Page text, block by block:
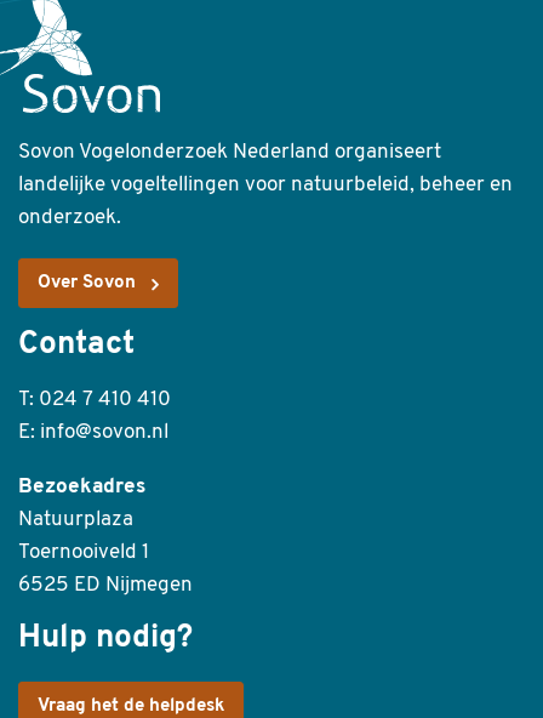
Sovon Vogelonderzoek Nederland organiseert
landelijke vogeltellingen voor natuurbeleid, beheer en
onderzoek.
Over Sovon
Contact
T: 024 7 410 410
E: info@sovon.nl
Bezoekadres
Natuurplaza
Toernooiveld 1
6525 ED Nijmegen
Hulp nodig?
Vraag het de helpdesk